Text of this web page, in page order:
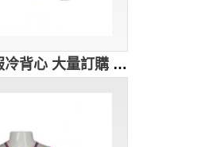
LBX016 校服冷背心 大量訂購 Logo繡花冷背心 冷背心訂製 冷背心生產廠家